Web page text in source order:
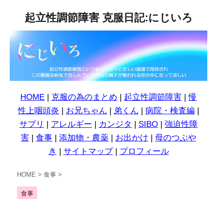
起立性調節障害 克服日記:にじいろ
HOME | 克服の為のまとめ | 起立性調節障害 |慢
性上咽頭炎 | お兄ちゃん | 弟くん | 病院・検査編 |
サプリ | アレルギー | カンジタ | SIBO | 強迫性障
害 | 食事 | 添加物・農薬 | お出かけ | 母のつぶや
き | サイトマップ| プロフィール
HOME > 食事 >
食事